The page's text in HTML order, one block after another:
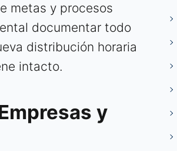
metas y procesos
documentar todo
distribución horaria
intacto.
y